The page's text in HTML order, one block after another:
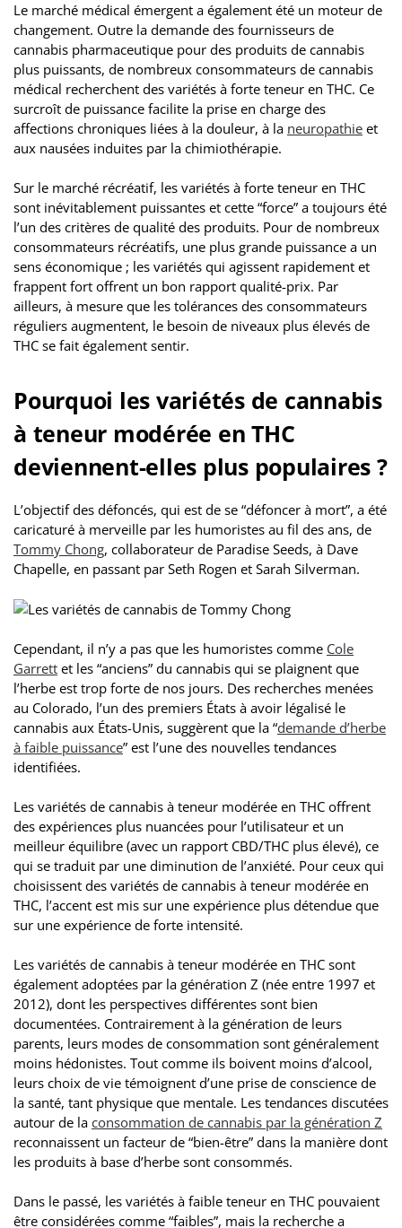
Le marché médical émergent a également été un moteur de
changement. Outre la demande des fournisseurs de
cannabis pharmaceutique pour des produits de cannabis
plus puissants, de nombreux consommateurs de cannabis
médical recherchent des variétés à forte teneur en THC. Ce
surcroît de puissance facilite la prise en charge des
affections chroniques liées à la douleur, à la neuropathie et
aux nausées induites par la chimiothérapie.
Sur le marché récréatif, les variétés à forte teneur en THC
sont inévitablement puissantes et cette “force” a toujours été
l’un des critères de qualité des produits. Pour de nombreux
consommateurs récréatifs, une plus grande puissance a un
sens économique ; les variétés qui agissent rapidement et
frappent fort offrent un bon rapport qualité-prix. Par
ailleurs, à mesure que les tolérances des consommateurs
réguliers augmentent, le besoin de niveaux plus élevés de
THC se fait également sentir.
Pourquoi les variétés de cannabis
à teneur modérée en THC
deviennent-elles plus populaires ?
L’objectif des défoncés, qui est de se “défoncer à mort”, a été
caricaturé à merveille par les humoristes au fil des ans, de
Tommy Chong, collaborateur de Paradise Seeds, à Dave
Chapelle, en passant par Seth Rogen et Sarah Silverman.
Cependant, il n’y a pas que les humoristes comme Cole
Garrett et les “anciens” du cannabis qui se plaignent que
l’herbe est trop forte de nos jours. Des recherches menées
au Colorado, l’un des premiers États à avoir légalisé le
cannabis aux États-Unis, suggèrent que la “demande d’herbe
à faible puissance” est l’une des nouvelles tendances
identifiées.
Les variétés de cannabis à teneur modérée en THC offrent
des expériences plus nuancées pour l’utilisateur et un
meilleur équilibre (avec un rapport CBD/THC plus élevé), ce
qui se traduit par une diminution de l’anxiété. Pour ceux qui
choisissent des variétés de cannabis à teneur modérée en
THC, l’accent est mis sur une expérience plus détendue que
sur une expérience de forte intensité.
Les variétés de cannabis à teneur modérée en THC sont
également adoptées par la génération Z (née entre 1997 et
2012), dont les perspectives différentes sont bien
documentées. Contrairement à la génération de leurs
parents, leurs modes de consommation sont généralement
moins hédonistes. Tout comme ils boivent moins d’alcool,
leurs choix de vie témoignent d’une prise de conscience de
la santé, tant physique que mentale. Les tendances discutées
autour de la consommation de cannabis par la génération Z
reconnaissent un facteur de “bien-être” dans la manière dont
les produits à base d’herbe sont consommés.
Dans le passé, les variétés à faible teneur en THC pouvaient
être considérées comme “faibles”, mais la recherche a